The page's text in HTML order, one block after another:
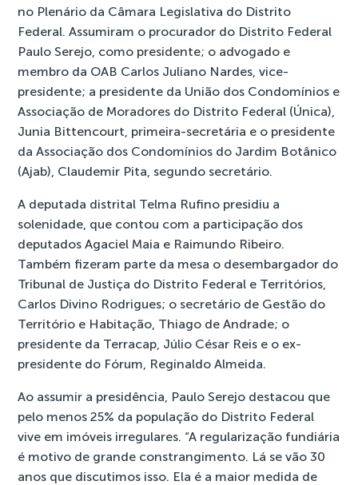
no Plenário da Câmara Legislativa do Distrito
Federal. Assumiram o procurador do Distrito Federal
Paulo Serejo, como presidente; o advogado e
membro da OAB Carlos Juliano Nardes, vice-
presidente; a presidente da União dos Condomínios e
Associação de Moradores do Distrito Federal (Única),
Junia Bittencourt, primeira-secretária e o presidente
da Associação dos Condomínios do Jardim Botânico
(Ajab), Claudemir Pita, segundo secretário.
A deputada distrital Telma Rufino presidiu a
solenidade, que contou com a participação dos
deputados Agaciel Maia e Raimundo Ribeiro.
Também fizeram parte da mesa o desembargador do
Tribunal de Justiça do Distrito Federal e Territórios,
Carlos Divino Rodrigues; o secretário de Gestão do
Território e Habitação, Thiago de Andrade; o
presidente da Terracap, Júlio César Reis e o ex-
presidente do Fórum, Reginaldo Almeida.
Ao assumir a presidência, Paulo Serejo destacou que
pelo menos 25% da população do Distrito Federal
vive em imóveis irregulares. “A regularização fundiária
é motivo de grande constrangimento. Lá se vão 30
anos que discutimos isso. Ela é a maior medida de